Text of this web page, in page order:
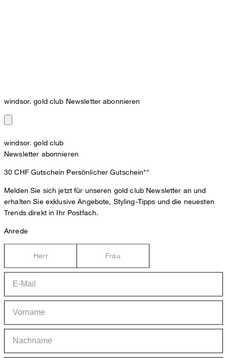
windsor. gold club Newsletter abonnieren
windsor. gold club
Newsletter abonnieren
30 CHF Gutschein Persönlicher Gutschein**
Melden Sie sich jetzt für unseren gold club Newsletter an und
erhalten Sie exklusive Angebote, Styling-Tipps und die neuesten
Trends direkt in Ihr Postfach.
Anrede
Herr Frau